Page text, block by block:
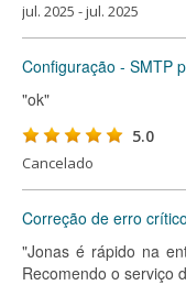
jul. 2025 - jul. 2025
Configuração - SMTP
"ok"
5.0
Cancelado
Correção de erro
"Jonas é rápido na
Recomendo o serviço